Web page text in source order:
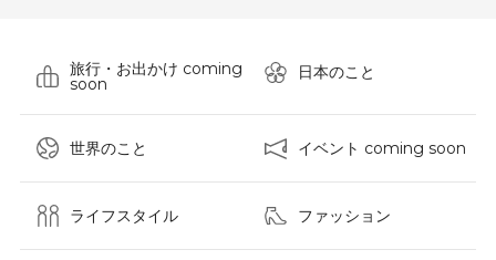
旅行・お出かけ coming
soon
日本のこと
世界のこと イベント coming soon
ライフスタイル ファッション